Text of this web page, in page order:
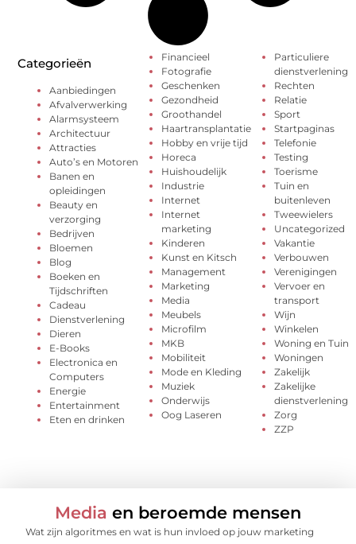
Categorieën
Aanbiedingen
Afvalverwerking
Alarmsysteem
Architectuur
Attracties
Auto’s en Motoren
Banen en
opleidingen
Beauty en
verzorging
Bedrijven
Bloemen
Blog
Boeken en
Tijdschriften
Cadeau
Dienstverlening
Dieren
E-Books
Electronica en
Computers
Energie
Entertainment
Eten en drinken
Financieel
Fotografie
Geschenken
Gezondheid
Groothandel
Haartransplantatie
Hobby en vrije tijd
Horeca
Huishoudelijk
Industrie
Internet
Internet
marketing
Kinderen
Kunst en Kitsch
Management
Marketing
Media
Meubels
Microfilm
MKB
Mobiliteit
Mode en Kleding
Muziek
Onderwijs
Oog Laseren
Particuliere
dienstverlening
Rechten
Relatie
Sport
Startpaginas
Telefonie
Testing
Toerisme
Tuin en
buitenleven
Tweewielers
Uncategorized
Vakantie
Verbouwen
Verenigingen
Vervoer en
transport
Wijn
Winkelen
Woning en Tuin
Woningen
Zakelijk
Zakelijke
dienstverlening
Zorg
ZZP
Media en beroemde mensen
Wat zijn algoritmes en wat is hun invloed op jouw marketing